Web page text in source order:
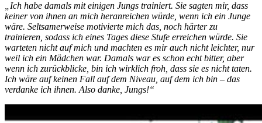
„Ich habe damals mit einigen Jungs trainiert. Sie sagten mir, dass
keiner von ihnen an mich heranreichen würde, wenn ich ein Junge
wäre. Seltsamerweise motivierte mich das, noch härter zu
trainieren, sodass ich eines Tages diese Stufe erreichen würde. Sie
warteten nicht auf mich und machten es mir auch nicht leichter, nur
weil ich ein Mädchen war. Damals war es schon echt bitter, aber
wenn ich zurückblicke, bin ich wirklich froh, dass sie es nicht taten.
Ich wäre auf keinen Fall auf dem Niveau, auf dem ich bin – das
verdanke ich ihnen. Also danke, Jungs!“